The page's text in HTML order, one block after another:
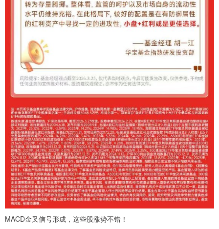
MACD金叉信号形成，这些股涨势不错！